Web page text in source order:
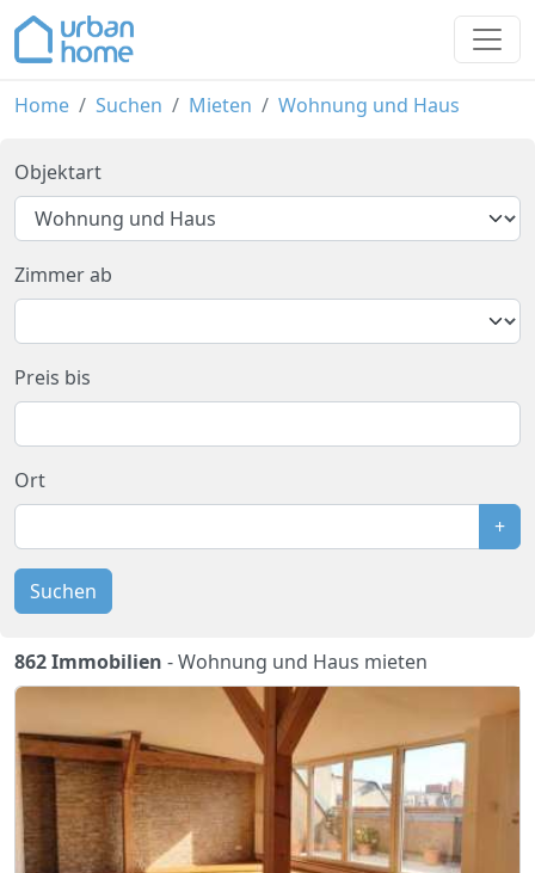
Home Suchen Mieten Wohnung und Haus
Objektart
Zimmer ab
Preis bis
Ort
+
Suchen
862 Immobilien - Wohnung und Haus mieten